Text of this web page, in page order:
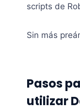
scripts de
Sin más
Pasos
utilizar